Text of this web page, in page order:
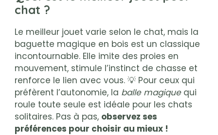
chat ?
Le meilleur jouet varie selon le chat, mais la
baguette magique en bois est un classique
incontournable. Elle imite des proies en
mouvement, stimule l’instinct de chasse et
renforce le lien avec vous. 💡 Pour ceux qui
préfèrent l’autonomie, la balle magiquequi
roule toute seule est idéale pour les chats
solitaires. Pas à pas, observez ses
préférences pour choisir au mieux !